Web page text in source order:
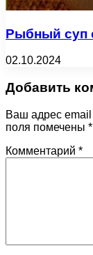
Рыбный суп
02.10.2024
Добавить
Ваш адрес email
поля помечены *
Комментарий *